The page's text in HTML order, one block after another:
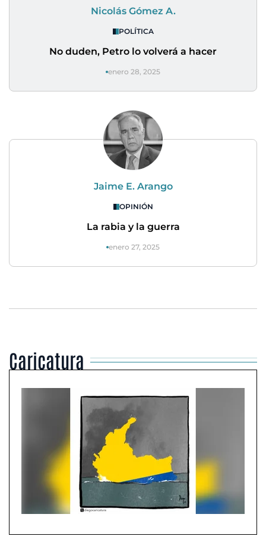
Nicolás Gómez A.
POLÍTICA
No duden, Petro lo volverá a hacer
enero 28, 2025
Jaime E. Arango
OPINIÓN
La rabia y la guerra
enero 27, 2025
Caricatura